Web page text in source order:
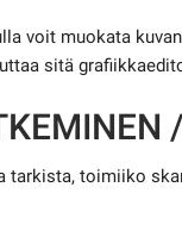
voit muokata
sitä
tarkista, toimiiko